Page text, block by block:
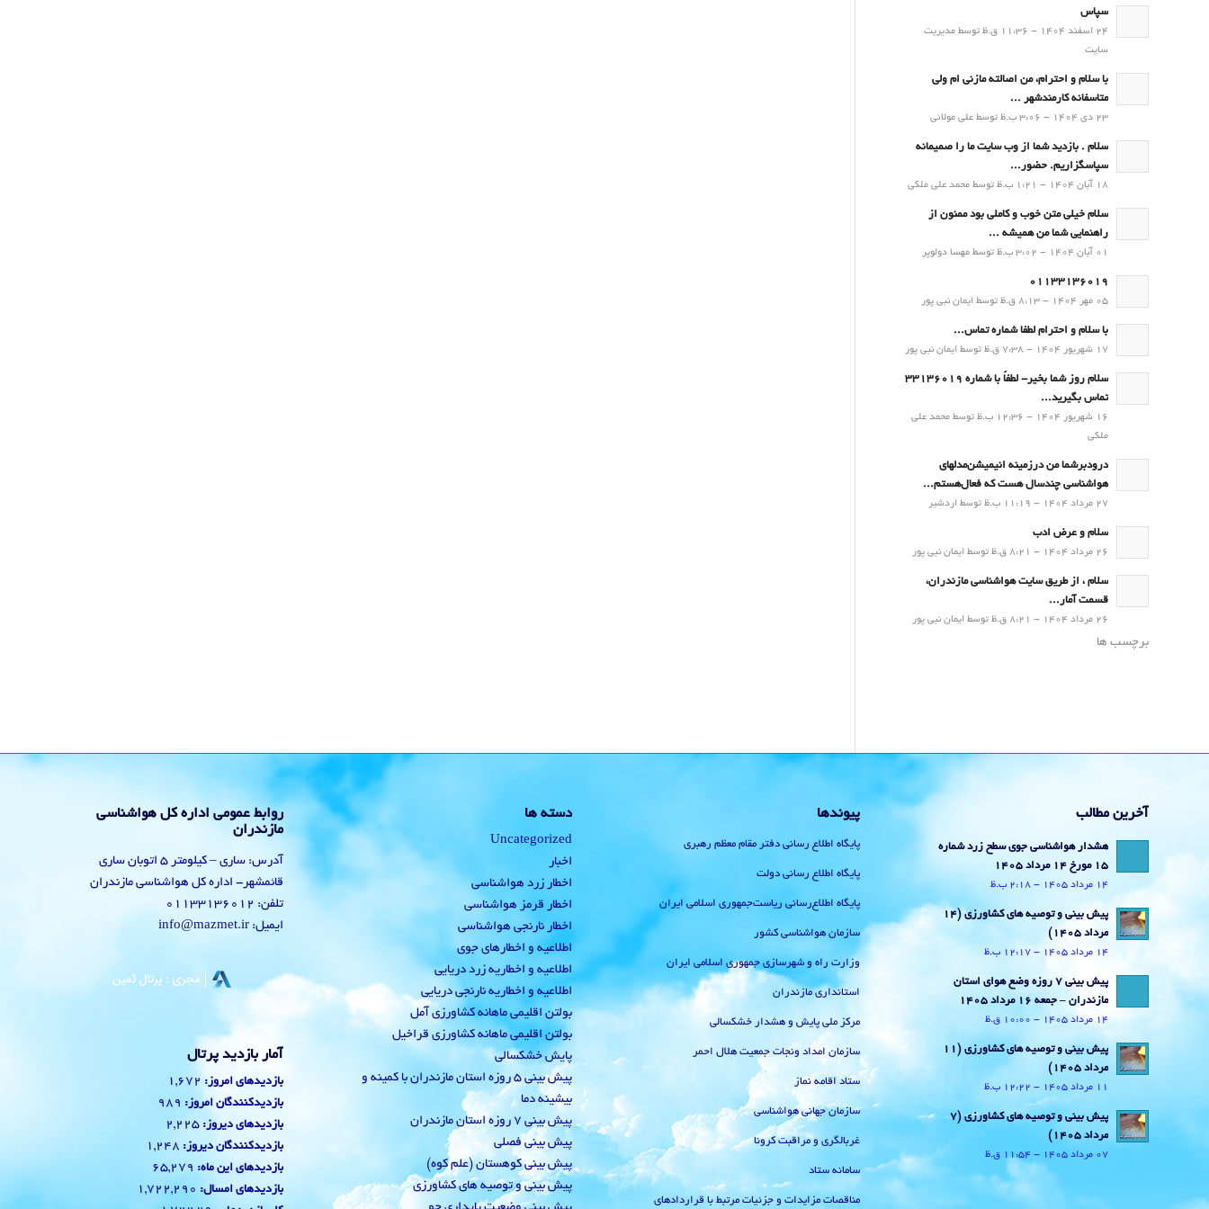
سپاس
24 اسفند 1404 - 11:36 ق.ظ توسط مدیریت
سایت
با سلام و احترام، من اصالته مازنی ام ولی
متاسفانه کارمندشهر ...
23 دی 1404 - 3:06 ب.ظ توسط علی مولائی
سلام . بازدید شما از وب سایت ما را صمیمانه
سپاسگزاریم. حضور...
18 آبان 1404 - 1:21 ب.ظ توسط محمد علی ملکی
سلام خیلی متن خوب و کاملی بود ممنون از
راهنمایی شما من همیشه ...
01 آبان 1404 - 3:02 ب.ظ توسط مهسا دولوپر
01133136019
05 مهر 1404 - 8:13 ق.ظ توسط ایمان نبی پور
با سلام و احترام لطفا شماره تماس...
17 شهریور 1404 - 7:38 ق.ظ توسط ایمان نبی پور
سلام روز شما بخیر- لطفاً با شماره 33136019
تماس بگیرید...
16 شهریور 1404 - 12:36 ب.ظ توسط محمد علی
ملکی
درودبرشما من درزمینه انیمیشن‌مدلهای
هواشناسی چندسال هست که فعال‌هستم...
27 مرداد 1404 - 11:19 ب.ظ توسط اردشیر
سلام و عرض ادب
26 مرداد 1404 - 8:21 ق.ظ توسط ایمان نبی پور
سلام ، از طریق سایت هواشناسی مازندران،
قسمت آمار...
26 مرداد 1404 - 8:21 ق.ظ توسط ایمان نبی پور
برچسب ها
آخرین مطالب
هشدار هواشناسی جوی سطح زرد شماره
15 مورخ 14 مرداد 1405
14 مرداد 1405 - 2:18 ب.ظ
پیش بینی و توصیه های کشاورزی (14
مرداد ۱۴۰۵)
14 مرداد 1405 - 12:17 ب.ظ
پیش بینی 7 روزه وضع هوای استان
مازندران – جمعه 16 مرداد 1405
14 مرداد 1405 - 10:00 ق.ظ
پیش بینی و توصیه های کشاورزی (11
مرداد ۱۴۰۵)
11 مرداد 1405 - 12:22 ب.ظ
پیش بینی و توصیه های کشاورزی (7
مرداد ۱۴۰۵)
07 مرداد 1405 - 11:54 ق.ظ
پیوندها
پایگاه اطلاع رسانی دفتر مقام معظم رهبری
پایگاه اطلاع رسانی دولت
پایگاه اطلاع‌رسانی ریاست‌جمهوری اسلامی ایران
سازمان هواشناسی کشور
وزارت راه و شهرسازی جمهوری اسلامی ایران
استانداری مازندران
مرکز ملی پایش و هشدار خشکسالی
سازمان امداد ونجات جمعیت هلال احمر
ستاد اقامه نماز
سازمان جهانی هواشناسی
غربالگری و مراقبت کرونا
سامانه ستاد
مناقصات مزایدات و جزئیات مرتبط با قراردادهای
دسته ها
Uncategorized
اخبار
اخطار زرد هواشناسی
اخطار قرمز هواشناسی
اخطار نارنجی هواشناسی
اطلاعیه و اخطارهای جوی
اطلاعیه و اخطاریه زرد دریایی
اطلاعیه و اخطاریه نارنجی دریایی
بولتن اقلیمی ماهانه کشاورزی آمل
بولتن اقلیمی ماهانه کشاورزی قراخیل
پایش خشکسالی
پیش بینی 5 روزه استان مازندران با کمینه و
بیشینه دما
پیش بینی 7 روزه استان مازندران
پیش بینی فصلی
پیش بینی کوهستان (علم کوه)
پیش بینی و توصیه های کشاورزی
روابط عمومی اداره کل هواشناسی
مازندران
آدرس: ساری – کیلومتر 5 اتوبان ساری
قائمشهر- اداره کل هواشناسی مازندران
تلفن: 01133136012
ایمیل: info@mazmet.ir
آمار بازدید پرتال
بازدیدهای امروز: 1,672
بازدیدکنندگان امروز: 989
بازدیدهای دیروز: 2,225
بازدیدکنندگان دیروز: 1,248
بازدیدهای این ماه: 65,279
بازدیدهای امسال: 1,722,290